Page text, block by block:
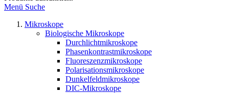
Menü Suche
Mikroskope
Biologische Mikroskope
Durchlichtmikroskope
Phasenkontrastmikroskope
Fluoreszenzmikroskope
Polarisationsmikroskope
Dunkelfeldmikroskope
DIC-Mikroskope